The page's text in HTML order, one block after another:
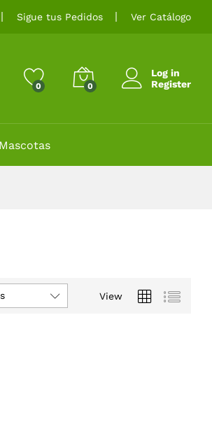
Sigue tus Pedidos Ver Catálogo
0 0
Log in
Register
Mascotas
View